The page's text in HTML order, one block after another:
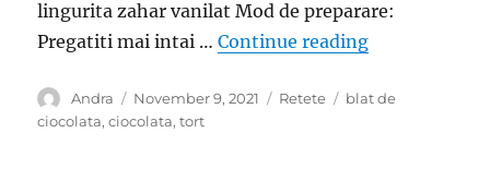
lingurita zahar vanilat Mod de preparare:
Pregatiti mai intai …Continue reading“Tort Printul
Author
Andra
Posted
on
November 9, 2021 Categories
Retete Tags
blat de
ciocolata,ciocolata,tort